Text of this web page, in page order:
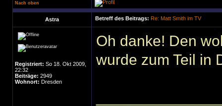
Nach oben
Astra Betreff des Beitrags: Re: Matt Smith im TV
Registriert: So 18. Okt 2009,
22:32
Beiträge: 2949
Wohnort: Dresden
Oh danke! Den
wurde zum Teil in